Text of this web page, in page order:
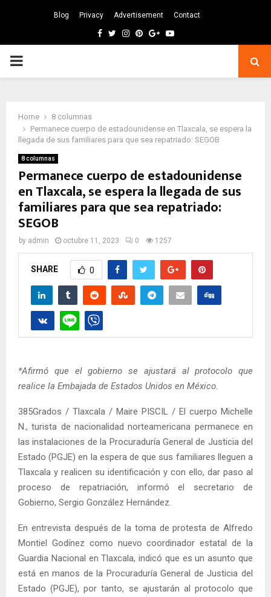
Blog Privacy Advertisement Contact
Facebook
TwitterInstagram
Pinterest
GoogleYoutube
PRIMARY
Home
8 columnas
Permanece cuerpo de estadounidense en Tlaxcala, se espera la
llegada de sus familiares para que sea repatriado: SEGOB
8 columnas
Permanece cuerpo de estadounidense
en Tlaxcala, se espera la llegada de sus
familiares para que sea repatriado:
SEGOB
by admin octubre 11, 2023 0 1257
SHARE 0
*Afirmó que el gobierno se ajustará al protocolo que
realice la Embajada de Estados Unidos en México.
385Grados / Tlaxcala / Maire PISCIL / El cuerpo Michelle
N., turista de nacionalidad norteamericana permanece en
las instalaciones de la Procuraduría General de Justicia del
Estado (PGJE) en la espera de que sus familiares lleguen a
Tlaxcala y realicen su identificación y con ello, dar paso al
proceso de repatriación, informó el secretario de
Gobierno, Sergio González Hernández.
En entrevista después de la toma de protesta de Alfredo
Montiel Godínez como nuevo coordinador estatal de la
Guardia Nacional en Tlaxcala, indicó que es un asunto que
está en manos de la Procuraduría General de Justicia del
Estado (PGJE), por tanto, se ajustarán al protocolo que